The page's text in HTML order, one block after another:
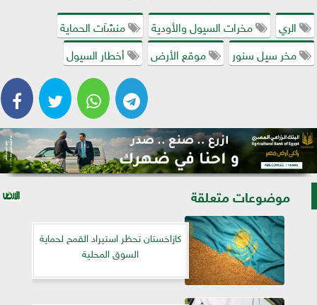
الري
مخرات السيول والأودية
منشآت الحماية
مخر سيل سنور
موقع الأرض أخطار السيول
موضوعات متعلقة
كازاخستان تحظر استيراد القمح لحماية
السوق المحلية